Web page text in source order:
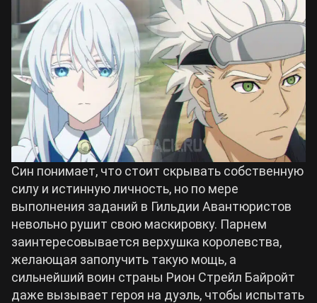
Син понимает, что стоит скрывать собственную
силу и истинную личность, но по мере
выполнения заданий в Гильдии Авантюристов
невольно рушит свою маскировку. Парнем
заинтересовывается верхушка королевства,
желающая заполучить такую мощь, а
сильнейший воин страны Рион Стрейл Байройт
даже вызывает героя на дуэль, чтобы испытать